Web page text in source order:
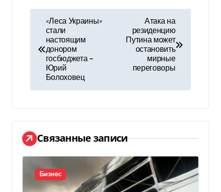
а
ц
и
я
«Леса Украины»
стали
настоящим
донором
госбюджета –
Юрий
Болоховец
Атака на
резиденцию
Путина может
остановить
мирные
переговоры
Связанные записи
Бизнес